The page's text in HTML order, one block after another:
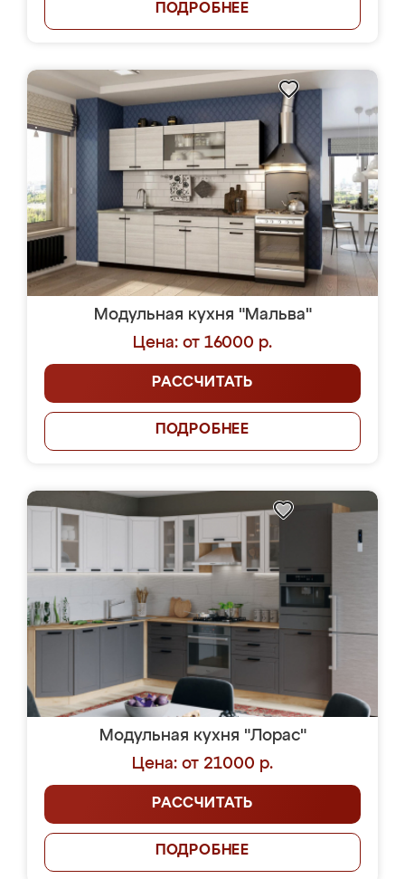
ПОДРОБНЕЕ
Модульная кухня "Мальва"
Цена: от 16000 р.
РАССЧИТАТЬ
ПОДРОБНЕЕ
Модульная кухня "Лорас"
Цена: от 21000 р.
РАССЧИТАТЬ
ПОДРОБНЕЕ